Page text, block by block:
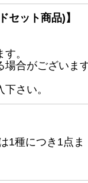
セット商品)】
。
合がございます
さい。
1種につき1点ま